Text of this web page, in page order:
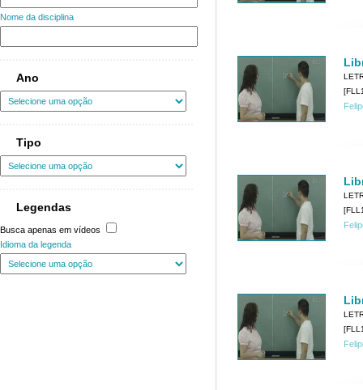
Nome da disciplina
Ano
Tipo
Legendas
Busca apenas em vídeos
Idioma da legenda